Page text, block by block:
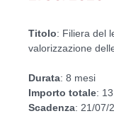
Titolo: Filiera del
valorizzazione
Durata: 8 mesi
Importo totale:
Scadenza: 21/07/